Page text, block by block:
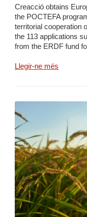
Creacció obtains
the POCTEFA
territorial cooperation
the 113 applications
from the ERDF fund
Llegir-ne més